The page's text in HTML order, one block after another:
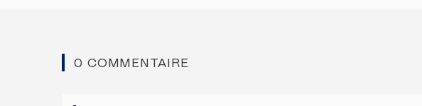
0 COMMENTAIRE